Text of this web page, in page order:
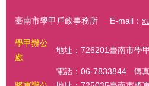
臺南市學甲戶政事務所 E-mail：
學甲辦公
處
地址：726201臺南市學
電話：06-7833844 傳